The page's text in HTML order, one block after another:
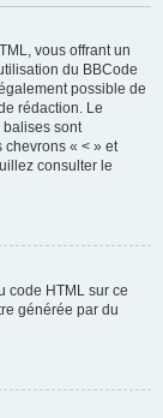
vous offrant un
du BBCode
possible de
rédaction. Le
balises sont
chevrons « < » et
consulter le
code HTML sur ce
générée par du